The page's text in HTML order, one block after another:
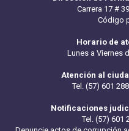
Carrera 17 #
Código
Horario de
Lunes a Viernes
Atención al
Tel. (57) 601
Notificaciones
Tel. (57) 601